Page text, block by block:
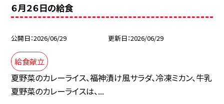
６月２６日の給食
公開日 2026/06/29 更新日 2026/06/29
給食献立
夏野菜のカレーライス、福神漬け風サラダ、冷凍ミカン、牛乳
夏野菜のカレーライスは、...